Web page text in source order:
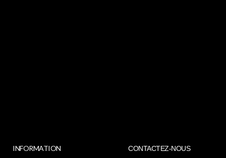
INFORMATION CONTACTEZ-NOUS